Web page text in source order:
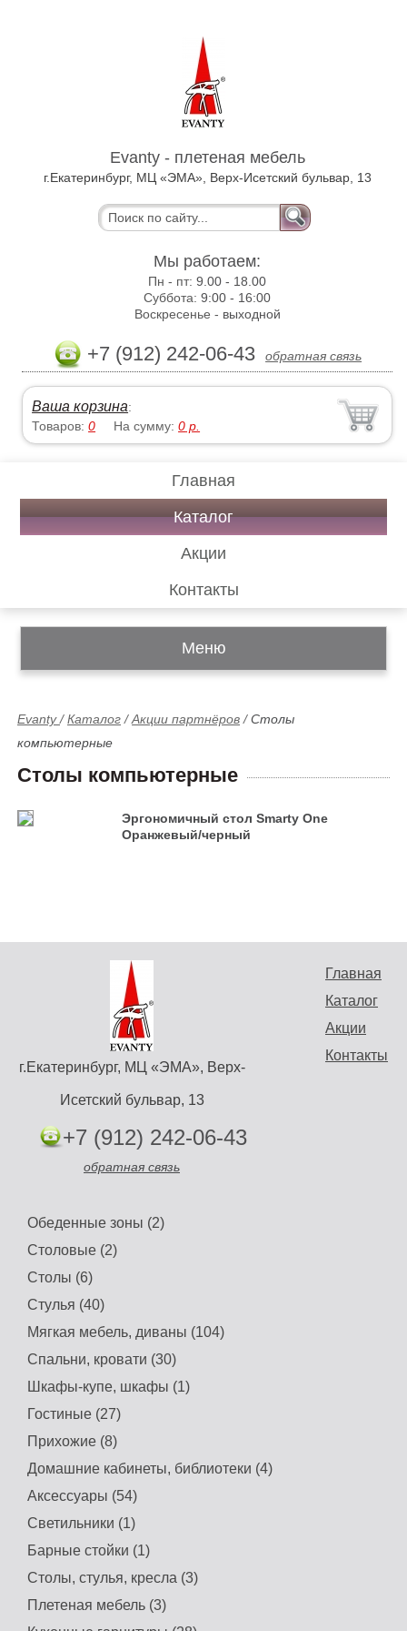
Evanty - плетеная мебель
г.Екатеринбург, МЦ «ЭМА», Верх-Исетский бульвар, 13
Мы работаем:
Пн - пт:9.00 - 18.00
Суббота:9:00 - 16:00
Воскресенье - выходной
+7 (912) 242-06-43 обратная связь
Ваша корзина:
Товаров:0 На сумму:0 р.
Главная
Каталог
Акции
Контакты
Меню
Evanty/Каталог /Акции партнёров /Столы
компьютерные
Столы компьютерные
Эргономичный стол Smarty One
Оранжевый/черный
Главная
Каталог
Акции
Контакты
г.Екатеринбург, МЦ «ЭМА», Верх-
Исетский бульвар, 13
+7 (912) 242-06-43
обратная связь
Обеденные зоны (2)
Столовые (2)
Столы (6)
Стулья (40)
Мягкая мебель, диваны (104)
Спальни, кровати (30)
Шкафы-купе, шкафы (1)
Гостиные (27)
Прихожие (8)
Домашние кабинеты, библиотеки (4)
Аксессуары (54)
Светильники (1)
Барные стойки (1)
Столы, стулья, кресла (3)
Плетеная мебель (3)